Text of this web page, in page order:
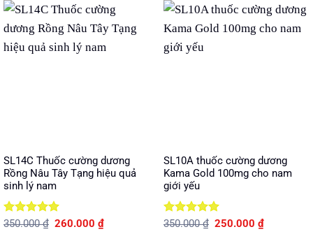
SL14C Thuốc cường dương
Rồng Nâu Tây Tạng hiệu quả
sinh lý nam
Được xếp
350.000₫ Giá
260.000₫Giá
SL10A thuốc cường dương
Kama Gold 100mg cho nam
giới yếu
Được xếp
350.000₫ Giá
250.000₫Giá